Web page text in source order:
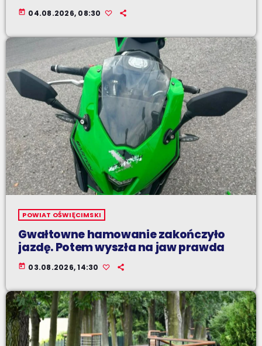
today 04.08.2026, 08:30
POWIAT OŚWIĘCIMSKI
Gwałtowne hamowanie zakończyło
jazdę. Potem wyszła na jaw prawda
today 03.08.2026, 14:30